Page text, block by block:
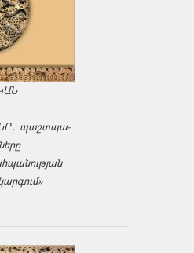
պաշտպա­